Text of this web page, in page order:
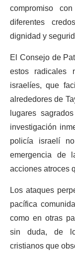
compromiso
diferentes
dignidad y
El Consejo de
estos radicales
israelíes, que
alrededores de
lugares
investigación
policía israelí
emergencia de
acciones atroces
Los ataques
pacífica
como en otras
sin duda, de
cristianos que